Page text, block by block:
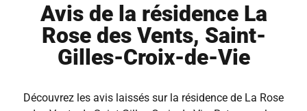
Avis de la résidence La
Rose des Vents, Saint-
Gilles-Croix-de-Vie
Découvrez les avis laissés sur la résidence de La Rose